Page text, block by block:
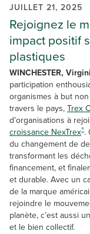
JUILLET 21, 2025
Rejoignez le
impact positif
plastiques
WINCHESTER,
participation
organismes à but
travers le pays,Trex
d’organisations à
croissance NexTrex®.
du changement de
transformant les
financement, et
et durable. Avec un
de la marque
rejoindre le
planète, c’est aussi
et le bien collectif.